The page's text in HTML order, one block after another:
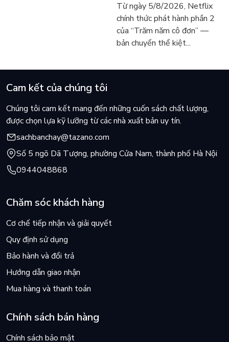
người tìm đọc lại García
Márquez
Từ ngày 5/8/2026, Netflix
chính thức phát hành phần 2
của “Trăm năm cô đơn” —
bản chuyển thể kiệt...
Cam kết của chúng tôi
Chúng tôi cam kết mang đến những cuốn sách chất lượng,
được chọn lựa kỹ lưỡng từ các nhà xuất bản uy tín.
sachbanchay@tazano.com
Số 5 ngõ Dã Tượng, phường Cửa Nam, thành phố Hà Nội
0944048868
Chăm sóc khách hàng
Cơ chế tiếp nhận và giải quyết
Quy định sử dụng
Bảo hành và đổi trả
Hướng dẫn giao nhận
Mua hàng và thanh toán
Chính sách bán hàng
Chính sách bảo mật